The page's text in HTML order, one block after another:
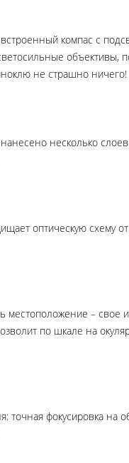
компас с
объективы,
не страшно ничего!
несколько
оптическую схему
– свое
по шкале на
фокусировка на